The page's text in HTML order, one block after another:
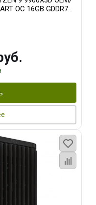
OC 16GB GDDR7